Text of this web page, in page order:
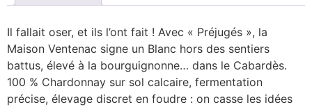
Il fallait oser, et ils l’ont fait ! Avec « Préjugés », la
Maison Ventenac signe un Blanc hors des sentiers
battus, élevé à la bourguignonne… dans le Cabardès.
100 % Chardonnay sur sol calcaire, fermentation
précise, élevage discret en foudre : on casse les idées